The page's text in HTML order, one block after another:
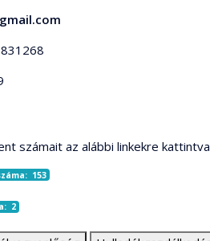
831268
számait az alábbi linkekre
153
2